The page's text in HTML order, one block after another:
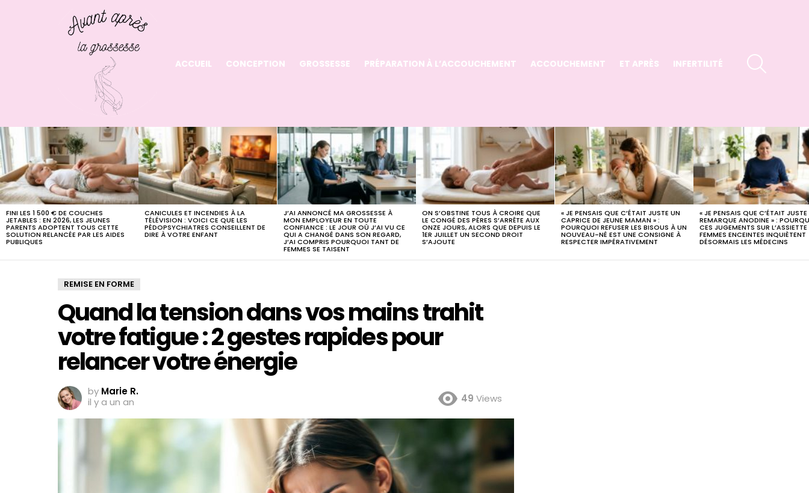
ACCUEIL CONCEPTION GROSSESSE PRÉPARATION À L’ACCOUCHEMENT ACCOUCHEMENT ET APRÈS INFERTILITÉ
LATEST
STORIES
FINI LES 1 500 € DE COUCHES
JETABLES : EN 2026, LES JEUNES
PARENTS ADOPTENT TOUS CETTE
SOLUTION RELANCÉE PAR LES AIDES
PUBLIQUES
CANICULES ET INCENDIES À LA
TÉLÉVISION : VOICI CE QUE LES
PÉDOPSYCHIATRES CONSEILLENT DE
DIRE À VOTRE ENFANT
J’AI ANNONCÉ MA GROSSESSE À
MON EMPLOYEUR EN TOUTE
CONFIANCE : LE JOUR OÙ J’AI VU CE
QUI A CHANGÉ DANS SON REGARD,
J’AI COMPRIS POURQUOI TANT DE
FEMMES SE TAISENT
ON S’OBSTINE TOUS À CROIRE QUE
LE CONGÉ DES PÈRES S’ARRÊTE AUX
ONZE JOURS, ALORS QUE DEPUIS LE
1ER JUILLET UN SECOND DROIT
S’AJOUTE
« JE PENSAIS QUE C’ÉTAIT JUSTE UN
CAPRICE DE JEUNE MAMAN » :
POURQUOI REFUSER LES BISOUS À UN
NOUVEAU-NÉ EST UNE CONSIGNE À
RESPECTER IMPÉRATIVEMENT
« JE PENSAIS QUE C’ÉTAIT JUSTE
REMARQUE ANODINE » :
CES JUGEMENTS SUR L’ASSIETTE
FEMMES ENCEINTES INQUIÈTENT
DÉSORMAIS LES MÉDECINS
REMISE EN FORME
Quand la tension dans vos mains trahit
votre fatigue : 2 gestes rapides pour
relancer votre énergie
by Marie R.
il y a un an
49 Views